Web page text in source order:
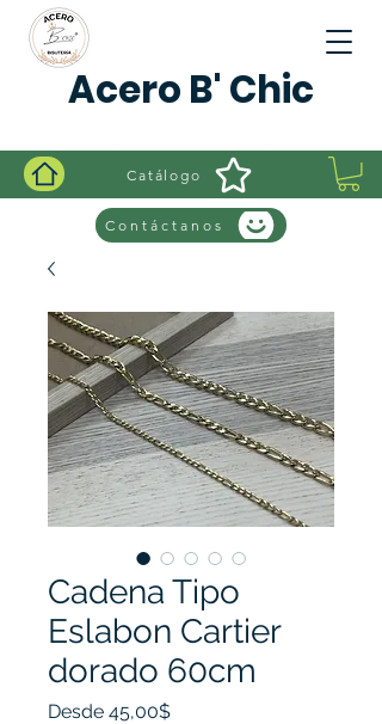
Acero B' Chic
Catálogo
Contáctanos
Cadena Tipo
Eslabon Cartier
dorado 60cm
Desde 45,00$Precio